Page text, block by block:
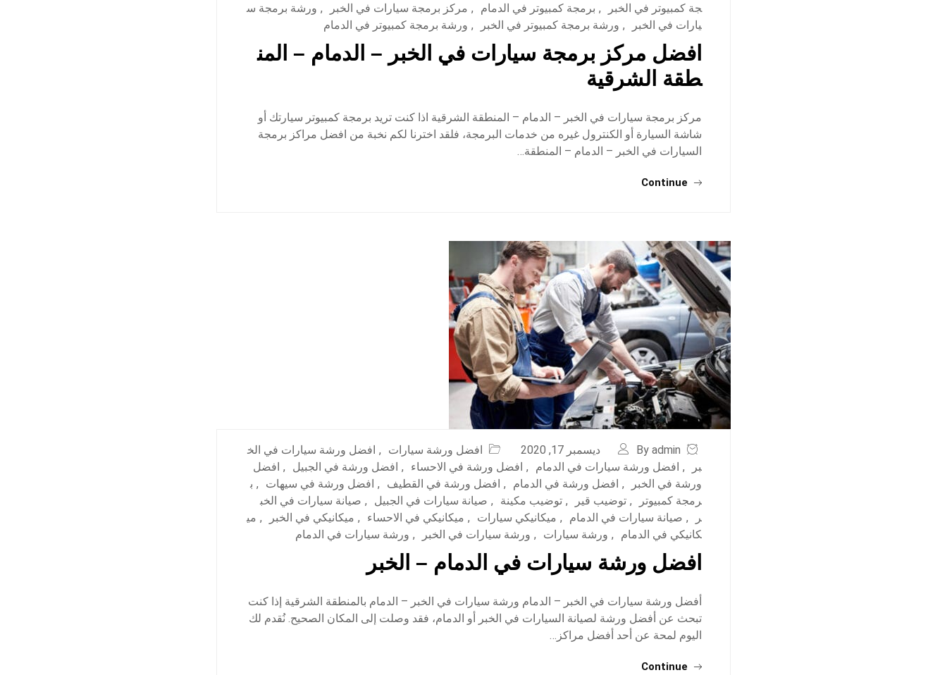
جة كمبيوتر في الخبر
, برمجة كمبيوتر في الدمام , مركز برمجة سيارات في الخبر , ورشة برمجة س
يارات في الخبر
, ورشة برمجة كمبيوتر في الخبر , ورشة برمجة كمبيوتر في الدمام
افضل مركز برمجة سيارات في الخبر – الدمام – المن
طقة الشرقية
مركز برمجة سيارات في الخبر – الدمام – المنطقة الشرقية اذا كنت تريد برمجة كمبيوتر سيارتك أو
شاشة السيارة أو الكنترول غيره من خدمات البرمجة، فلقد اخترنا لكم نخبة من افضل مراكز برمجة
السيارات في الخبر – الدمام – المنطقة…
Continue
By admin ديسمبر 17, 2020 افضل ورشة سيارات , افضل ورشة سيارات في الخ
بر
, افضل ورشة سيارات في الدمام , افضل ورشة في الاحساء , افضل ورشة في الجبيل , افضل
ورشة في الخبر
, افضل ورشة في الدمام , افضل ورشة في القطيف , افضل ورشة في سيهات , ب
رمجة كمبيوتر
, توضيب قير , توضيب مكينة , صيانة سيارات في الجبيل , صيانة سيارات في الخب
ر
, صيانة سيارات في الدمام , ميكانيكي سيارات , ميكانيكي في الاحساء , ميكانيكي في الخبر , مي
كانيكي في الدمام
, ورشة سيارات , ورشة سيارات في الخبر , ورشة سيارات في الدمام
افضل ورشة سيارات في الدمام – الخبر
أفضل ورشة سيارات في الخبر – الدمام ورشة سيارات في الخبر – الدمام بالمنطقة الشرقية إذا كنت
تبحث عن أفضل ورشة لصيانة السيارات في الخبر أو الدمام، فقد وصلت إلى المكان الصحيح. نُقدم لك
اليوم لمحة عن أحد أفضل مراكز…
Continue